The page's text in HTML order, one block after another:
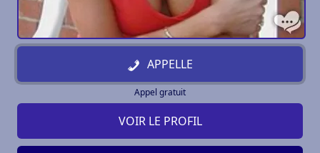
APPELLE
Appel gratuit
VOIR LE PROFIL